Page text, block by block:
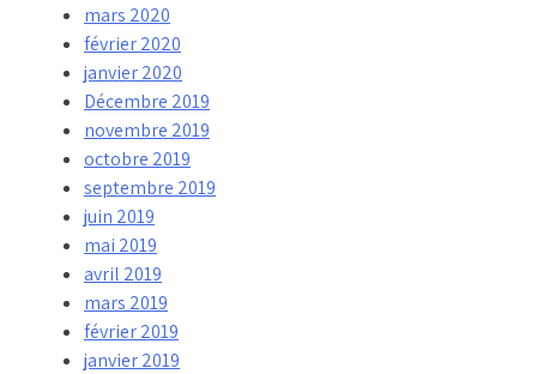
mars 2020
février 2020
janvier 2020
Décembre 2019
novembre 2019
octobre 2019
septembre 2019
juin 2019
mai 2019
avril 2019
mars 2019
février 2019
janvier 2019